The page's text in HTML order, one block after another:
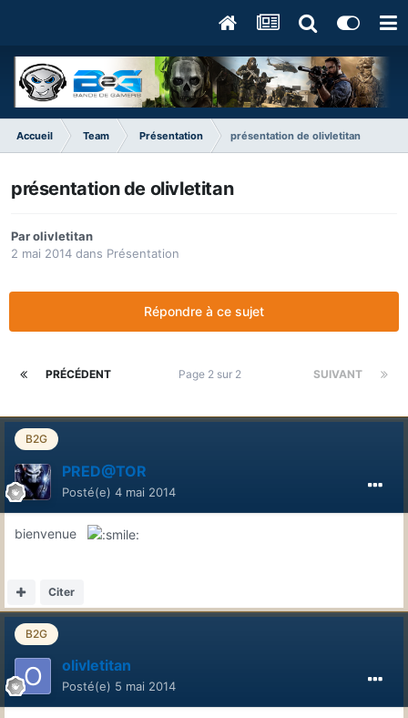
Accueil Team Présentation présentation de olivletitan
présentation de olivletitan
Parolivletitan
2 mai 2014 dans Présentation
Répondre à ce sujet
PRÉCÉDENT SUIVANT
Page 2 sur 2
B2G
PRED@TOR
Posté(e) 4 mai 2014
bienvenue
Citer
B2G
olivletitan
Posté(e) 5 mai 2014